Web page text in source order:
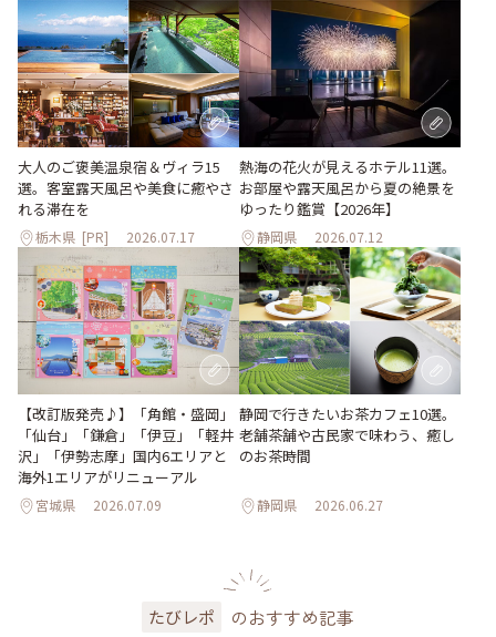
大人のご褒美温泉宿＆ヴィラ15
選。客室露天風呂や美食に癒やさ
れる滞在を
栃木県 [PR] 2026.07.17
熱海の花火が見えるホテル11選。
お部屋や露天風呂から夏の絶景を
ゆったり鑑賞【2026年】
静岡県 2026.07.12
【改訂版発売♪】「角館・盛岡」
「仙台」「鎌倉」「伊豆」「軽井
沢」「伊勢志摩」国内6エリアと
海外1エリアがリニューアル
宮城県 2026.07.09
静岡で行きたいお茶カフェ10選。
老舗茶舗や古民家で味わう、癒し
のお茶時間
静岡県 2026.06.27
たびレポ のおすすめ記事